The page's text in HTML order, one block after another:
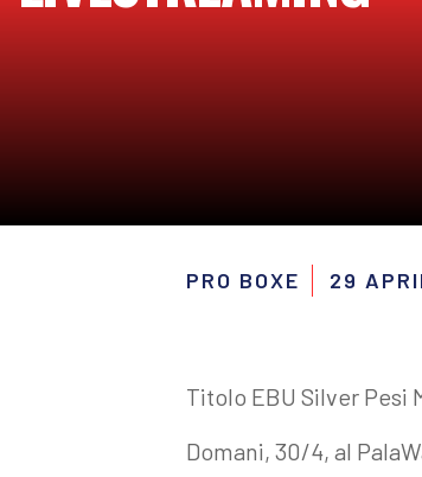
PRO BOXE 29
Titolo EBU Silver Pesi
Domani, 30/4, al